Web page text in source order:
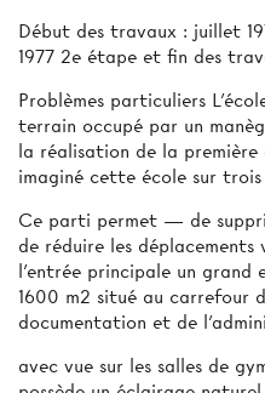
Début des travaux : juillet
1977 2e étape et fin des
Problèmes particuliers
terrain occupé par un
la réalisation de la
imaginé cette école sur trois
Ce parti permet — de
de réduire les
l’entrée principale un grand
1600 m2 situé au carrefour
documentation et de
avec vue sur les salles de